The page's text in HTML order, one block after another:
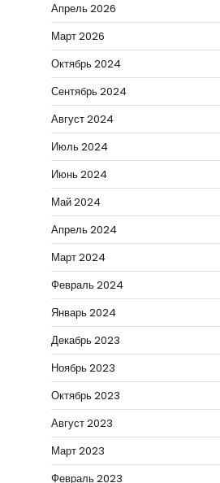
Апрель 2026
Март 2026
Октябрь 2024
Сентябрь 2024
Август 2024
Июль 2024
Июнь 2024
Май 2024
Апрель 2024
Март 2024
Февраль 2024
Январь 2024
Декабрь 2023
Ноябрь 2023
Октябрь 2023
Август 2023
Март 2023
Февраль 2023